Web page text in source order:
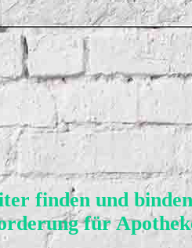
finden und
für